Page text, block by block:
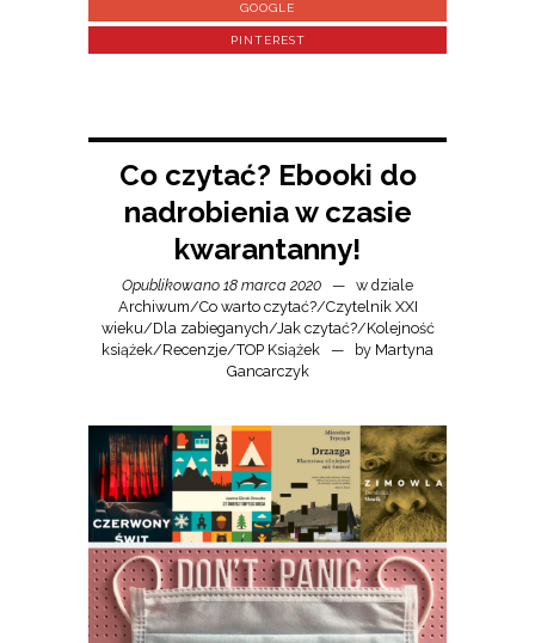
GOOGLE
PINTEREST
Co czytać? Ebooki do
nadrobienia w czasie
kwarantanny!
Opublikowano 18 marca 2020
w dziale
Archiwum/Co warto czytać?/Czytelnik XXI
wieku/Dla zabieganych/Jak czytać?/Kolejność
książek/Recenzje/TOP Książek by Martyna
Gancarczyk